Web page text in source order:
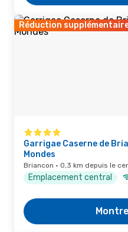
Réduction
Garrigae Caserne de
Mondes
Briancon · 0,3 km depuis le
Emplacement central